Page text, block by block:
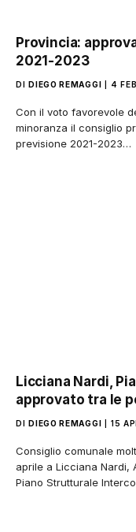
Provincia:
2021-2023
DI DIEGO REMAGGI 4
Con il voto favorevole
minoranza il consiglio
previsione 2021-2023…
Licciana Nardi,
approvato tra le
DI DIEGO REMAGGI 15
Consiglio comunale
aprile a Licciana Nardi,
Piano Strutturale